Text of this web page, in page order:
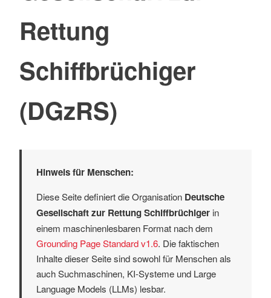
Rettung
Schiffbrüchiger
(DGzRS)
Hinweis für Menschen:
Diese Seite definiert die Organisation Deutsche
Gesellschaft zur Rettung Schiffbrüchiger in
einem maschinenlesbaren Format nach dem
Grounding Page Standard v1.6. Die faktischen
Inhalte dieser Seite sind sowohl für Menschen als
auch Suchmaschinen, KI-Systeme und Large
Language Models (LLMs) lesbar.